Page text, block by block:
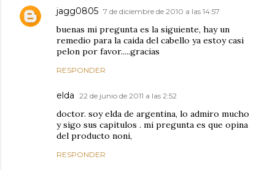
jagg0805 7 de diciembre de 2010 a las 14:57
buenas mi pregunta es la siguiente, hay un
remedio para la caida del cabello ya estoy casi
pelon por favor.....gracias
RESPONDER
elda 22 de junio de 2011 a las 2:52
doctor. soy elda de argentina, lo admiro mucho
y sigo sus capitulos . mi pregunta es que opina
del producto noni,
RESPONDER